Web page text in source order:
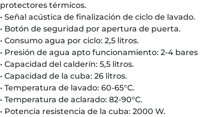
protectores térmicos.
• Señal acústica de finalización de ciclo de lavado.
• Botón de seguridad por apertura de puerta.
• Consumo agua por ciclo: 2,5 litros.
• Presión de agua apto funcionamiento: 2-4 bares
• Capacidad del calderín: 5,5 litros.
• Capacidad de la cuba: 26 litros.
• Temperatura de lavado: 60-65°C.
• Temperatura de aclarado: 82-90°C.
• Potencia resistencia de la cuba: 2000 W.